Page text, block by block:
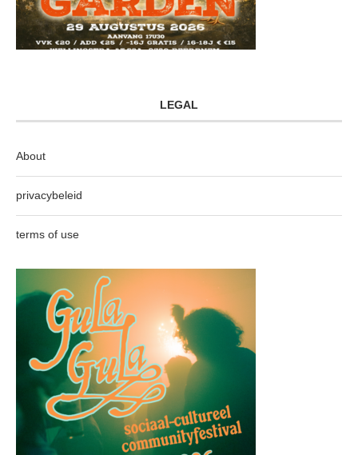
LEGAL
About
privacybeleid
terms of use